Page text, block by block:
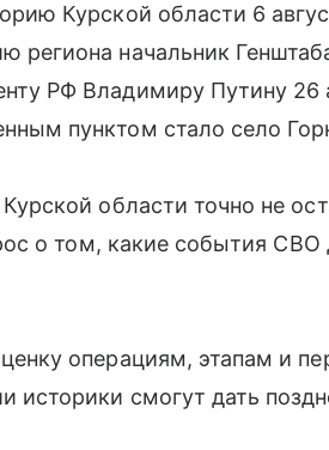
Курской области 6
региона начальник
РФ Владимиру Путину 26
пунктом стало село
области точно не
о том, какие события
операциям, этапам и
историки смогут дать